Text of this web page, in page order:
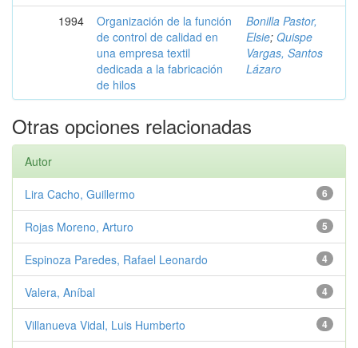
1994
Organización de la función
de control de calidad en
una empresa textil
dedicada a la fabricación
de hilos
Bonilla Pastor,
Elsie; Quispe
Vargas, Santos
Lázaro
Otras opciones relacionadas
Autor
6
Lira Cacho, Guillermo
5
Rojas Moreno, Arturo
4
Espinoza Paredes, Rafael Leonardo
4
Valera, Aníbal
4
Villanueva Vidal, Luis Humberto